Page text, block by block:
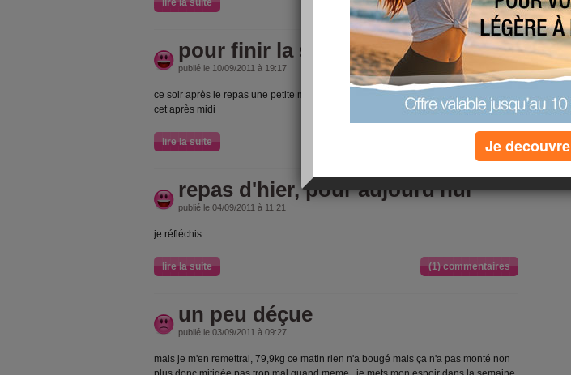
lire la suite (0) commentaires
pour finir la semaine en beauté
publié le 10/09/2011 à 19:17
ce soir après le repas une petite marche digestive car il faisait vraiment trop chaud
cet après midi
lire la suite (0) commentaires
repas d'hier, pour aujourd'hui
publié le 04/09/2011 à 11:21
je réfléchis
lire la suite (1) commentaires
un peu déçue
publié le 03/09/2011 à 09:27
mais je m'en remettrai, 79,9kg ce matin rien n'a bougé mais ça n'a pas monté non
Je decouvre